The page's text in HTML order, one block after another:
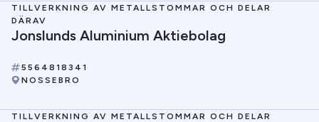
TILLVERKNING AV METALLSTOMMAR OCH DELAR
DÄRAV
Jonslunds Aluminium Aktiebolag
5564818341
NOSSEBRO
TILLVERKNING AV METALLSTOMMAR OCH DELAR